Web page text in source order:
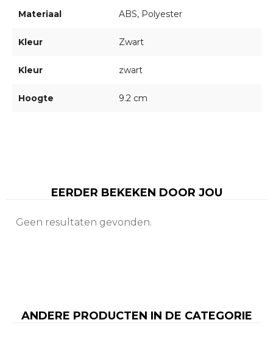
Materiaal ABS, Polyester
Kleur Zwart
Kleur zwart
Hoogte 9.2 cm
EERDER BEKEKEN DOOR JOU
Geen resultaten gevonden.
ANDERE PRODUCTEN IN DE CATEGORIE